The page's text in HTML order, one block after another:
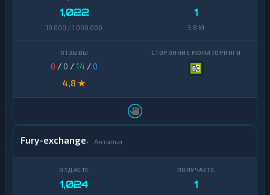
1,022
10 000 / 1 000 000
1
3,8 M
0 / 0 /14 /0
4,8 ★
Fury-exchange Анталья
1,024 1